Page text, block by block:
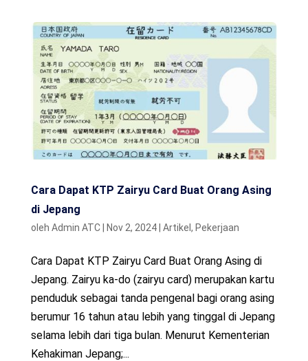
Cara Dapat KTP Zairyu Card Buat Orang Asing
di Jepang
oleh Admin ATC| Nov 2, 2024| Artikel , Pekerjaan
Cara Dapat KTP Zairyu Card Buat Orang Asing di
Jepang. Zairyu ka-do (zairyu card) merupakan kartu
penduduk sebagai tanda pengenal bagi orang asing
berumur 16 tahun atau lebih yang tinggal di Jepang
selama lebih dari tiga bulan. Menurut Kementerian
Kehakiman Jepang;...